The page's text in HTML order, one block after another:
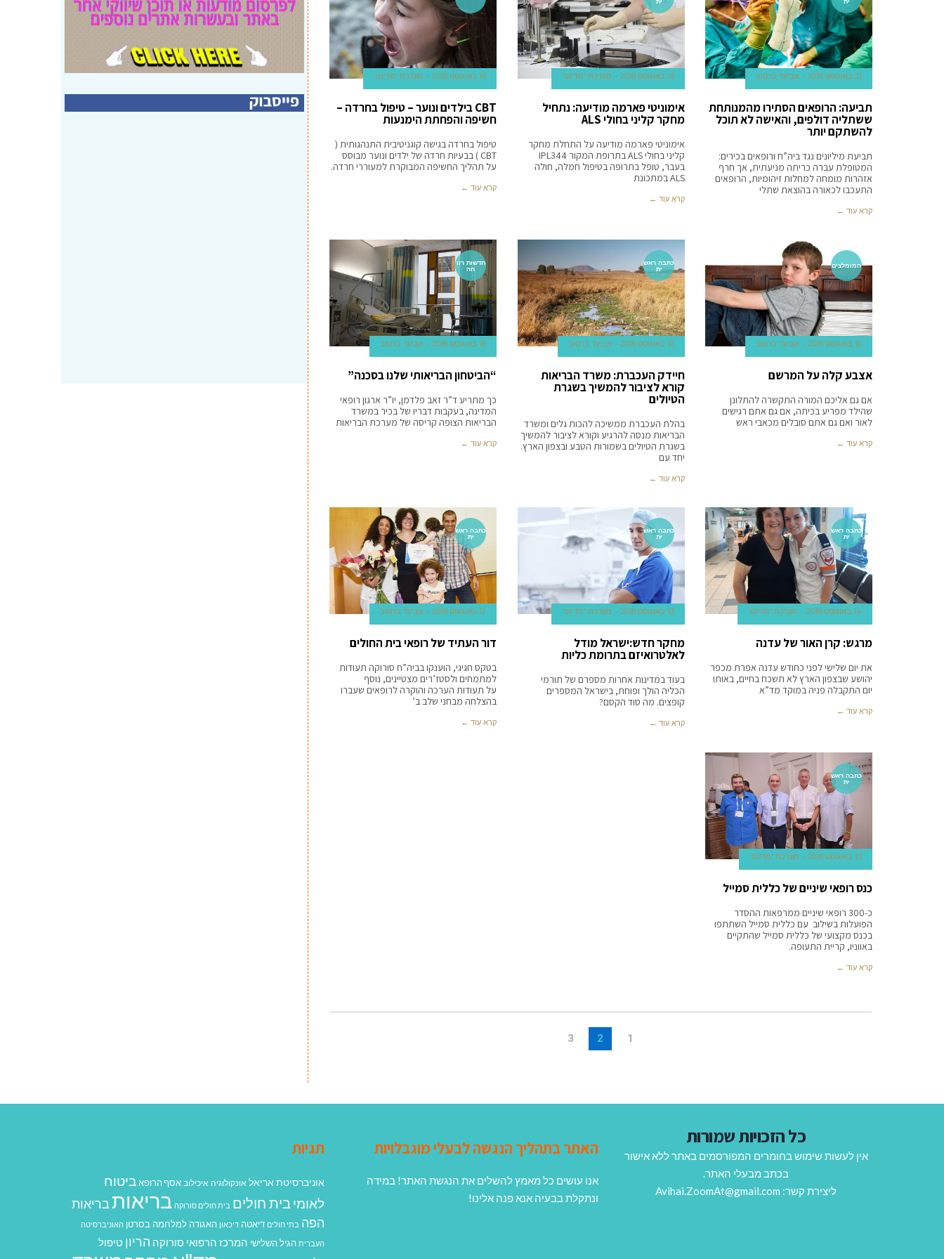
21 באוגוסט 2018 אביעד ברטוב
תביעה: הרופאים הסתירו מהמנותחת
ששתליה דולפים, והאישה לא תוכל
להשתקם יותר
תביעת מיליונים נגד ביה”ח ורופאים בכירים:
המטופלת עברה כריתה מניעתית, אך חרף
אזהרות מומחה למחלות זיהומיות, הרופאים
התעכבו לכאורה בהוצאת שתלי
קרא עוד ←
19 באוגוסט 2018 מערכת 'מדינט'
אימוניטי פארמה מודיעה: נתחיל
מחקר קליני בחולי ALS
אימוניטי פארמה מודיעה על התחלת מחקר
קליני בחולי ALS בתרופת המקור IPL344
בעבר, טופל בתרופה בטיפול חמלה, חולה
ALS במתכונת
קרא עוד ←
16 באוגוסט 2018 מערכת 'מדינט'
CBT בילדים ונוער – טיפול בחרדה –
חשיפה והפחתת הימנעות
טיפול בחרדה בגישה קוגניטיבית התנהגותית (
CBT ) בבעיות חרדה של ילדים ונוער מבוסס
על תהליך החשיפה המבוקרת למעוררי חרדה.
קרא עוד ←
המומלצים
16 באוגוסט 2018 אביעד ברטוב
אצבע קלה על המרשם
אם גם אליכם המורה התקשרה להתלונן
שהילד מפריע בכיתה, אם גם אתם רגישים
לאור ואם גם אתם סובלים מכאבי ראש
קרא עוד ←
כתבה ראש
ית
16 באוגוסט 2018 אביעד ברטוב
חיידק העכברת: משרד הבריאות
קורא לציבור להמשיך בשגרת
הטיולים
בהלת העכברת ממשיכה להכות גלים ומשרד
הבריאות מנסה להרגיע וקורא לציבור להמשיך
בשגרת הטיולים בשמורות הטבע ובצפון הארץ.
יחד עם
קרא עוד ←
חדשות רוו
חה
16 באוגוסט 2018 אביעד ברטוב
“הביטחון הבריאותי שלנו בסכנה”
כך מתריע ד”ר זאב פלדמן, יו”ר ארגון רופאי
המדינה, בעקבות דבריו של בכיר במשרד
הבריאות הצופה קריסה של מערכת הבריאות
קרא עוד ←
כתבה ראש
ית
14 באוגוסט 2018 מערכת 'מדינט'
מרגש: קרן האור של עדנה
את יום שלישי לפני כחודש עדנה אפרת מכפר
יהושע שבצפון הארץ לא תשכח בחיים, באותו
יום התקבלה פניה במוקד מד”א
קרא עוד ←
כתבה ראש
ית
13 באוגוסט 2018 מערכת 'מדינט'
מחקר חדש:ישראל מודל
לאלטרואיזם בתרומת כליות
בעוד במדינות אחרות מספרם של תורמי
הכליה הולך ופוחת, בישראל המספרים
קופצים. מה סוד הקסם?
קרא עוד ←
כתבה ראש
ית
12 באוגוסט 2018 אביעד ברטוב
דור העתיד של רופאי בית החולים
בטקס חגיגי, הוענקו בביה”ח סורוקה תעודות
למתמחים ולסטז’רים מצטיינים, נוסף
על תעודות הערכה והוקרה לרופאים שעברו
בהצלחה מבחני שלב ב’
קרא עוד ←
כתבה ראש
ית
10 באוגוסט 2018 מערכת 'מדינט'
כנס רופאי שיניים של כללית סמייל
כ-300 רופאי שיניים ממרפאות ההסדר
הפועלות בשילוב עם כללית סמייל השתתפו
בכנס מקצועי של כללית סמייל שהתקיים
באווניו, קריית התעופה.
קרא עוד ←
1
2
3
כל הזכויות שמורות
אין לעשות שימוש בחומרים המפורסמים באתר ללא אישור
בכתב מבעלי האתר.
ליצירת קשר: Avihai.ZoomAt@gmail.com
האתר בתהליך הנגשה לבעלי מוגבלויות
אנו עושים כל מאמץ להשלים את הנגשת האתר! במידה
ונתקלת בבעיה אנא פנה אלינו!
תגיות
אוניברסיטת אריאל אונקולוגיה איכילוב אסף הרופא ביטוח
לאומי בית חולים בית חולים סורוקה בריאות בריאות
הפה בתי חולים דיאטה דיכאון האגודה למלחמה בסרטן האוניברסיטה
העברית הגיל השלישי המרכז הרפואי סורוקה הריון טיפול